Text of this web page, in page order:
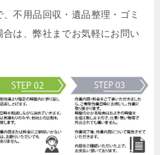
不用品回収・遺品整理・ゴミ
合は、弊社までお気軽にお問い